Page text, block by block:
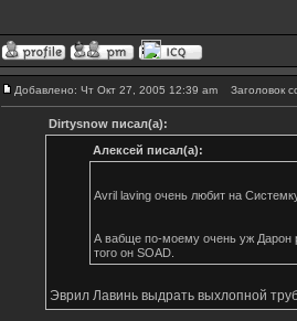
Добавлено: Чт Окт 27, 2005 12:39 am Заголовок
Dirtysnow писал(а):
Алексей писал(а):
Avril laving очень любит на
А вабще по-моему очень уж Дарон
того он SOAD.
Эврил Лавинь выдрать выхлопной